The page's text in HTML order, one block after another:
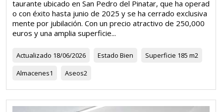
taurante ubicado en San Pedro del Pinatar, que ha operad
o con éxito hasta junio de 2025 y se ha cerrado exclusiva
mente por jubilación. Con un precio atractivo de 250,000
euros y una amplia superficie...
Actualizado 18/06/2026 Estado Bien Superficie 185 m2
Almacenes1 Aseos2